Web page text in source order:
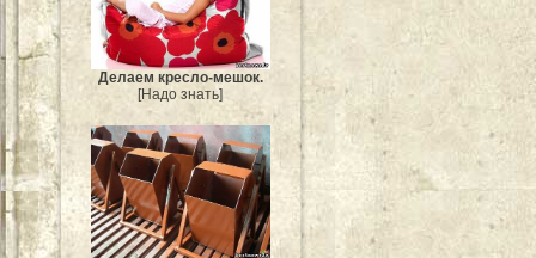
Делаем кресло-мешок.
[Надо знать]